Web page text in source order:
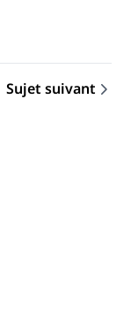
Sujet suivant